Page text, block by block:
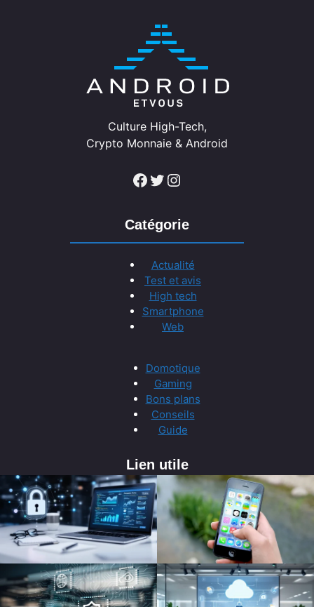
Culture High-Tech,
Crypto Monnaie & Android
Facebook Twitter Instagram
Catégorie
Actualité
Test et avis
High tech
Smartphone
Web
Domotique
Gaming
Bons plans
Conseils
Guide
Lien utile